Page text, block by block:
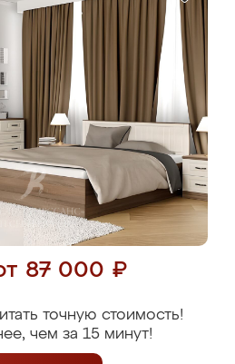
87 000 ₽
точную стоимость!
чем за 15 минут!